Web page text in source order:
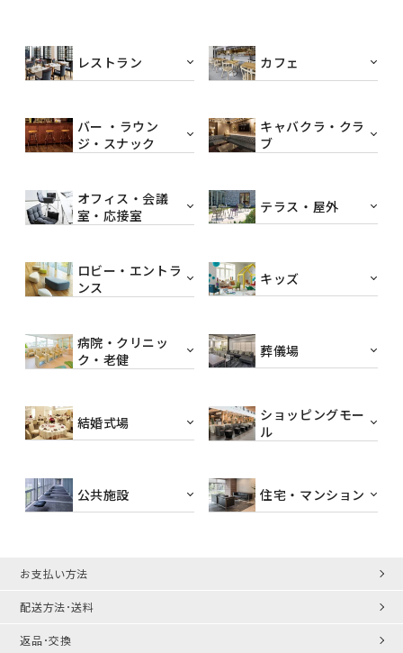
レストラン カフェ
バー ・ラウン
ジ・スナック
キャバクラ・クラ
ブ
オフィス・会議
室・応接室
テラス・屋外
ロビー・エントラ
ンス
キッズ
病院・クリニッ
ク・老健
葬儀場
結婚式場
ショッピングモー
ル
公共施設 住宅・マンション
お支払い方法
配送方法･送料
返品･交換